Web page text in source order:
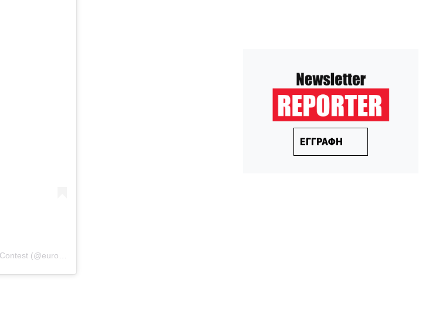
ΕΓΓΡΑΦΗ